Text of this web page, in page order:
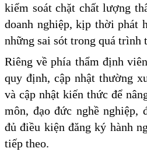
kiểm soát chặt chất lượng
doanh nghiệp, kịp thời phát
những sai sót trong quá trình
Riêng về phía thẩm định
quy định, cập nhật thường
và cập nhật kiến thức để
môn, đạo đức nghề nghiệp,
đủ điều kiện đăng ký hành
tiếp theo.